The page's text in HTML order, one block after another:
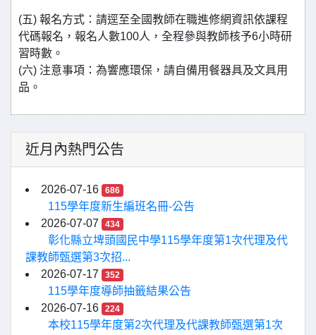
(五) 報名方式：請逕至全國教師在職進修網資訊依課程
代碼報名，報名人數100人，全程參與教師核予6小時研
習時數。
(六) 注意事項：為響應環保，請自備用餐器具及文具用
品。
近月內熱門公告
2026-07-16 686
115學年度新生編班名冊-公告
2026-07-07
434
彰化縣立埤頭國民中學115學年度第1次代理及代
課教師甄選第3次招...
2026-07-17
352
115學年度導師抽籤結果公告
2026-07-16
224
本校115學年度第2次代理及代課教師甄選第1次